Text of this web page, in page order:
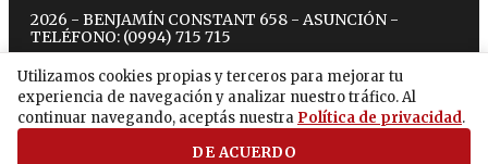
Utilizamos cookies propias y terceros para mejorar tu
experiencia de navegación y analizar nuestro tráfico. Al
continuar navegando, aceptás nuestra Política de privacidad.
DE ACUERDO
2026 - BENJAMÍN CONSTANT 658 - ASUNCIÓN -
TELÉFONO: (0994) 715 715
twitterinstagram
facebook
tiktokyoutubespotify